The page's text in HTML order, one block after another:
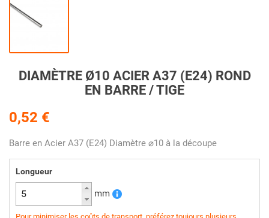
DIAMÈTRE Ø10 ACIER A37 (E24) ROND
EN BARRE / TIGE
0,52 €
Barre en Acier A37 (E24) Diamètre ⌀10 à la découpe
Longueur
mm